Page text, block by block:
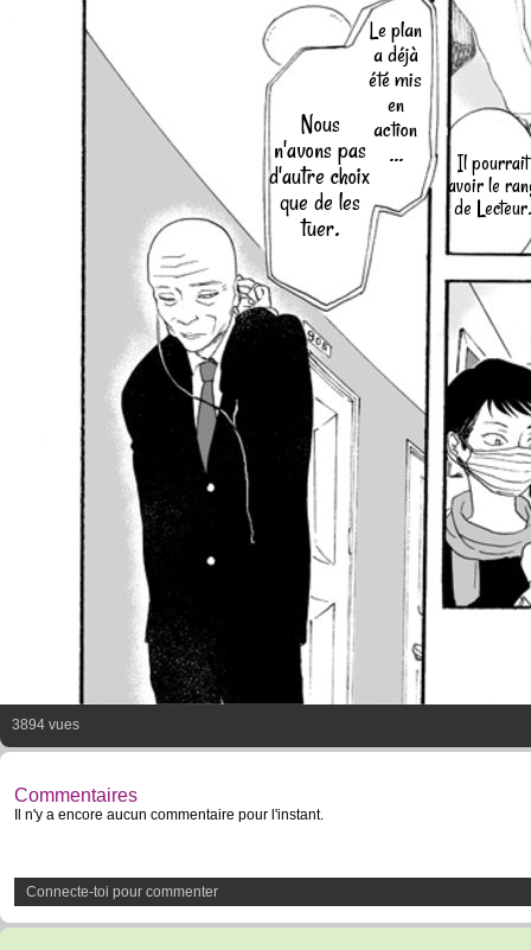
Il pourrait
avoir le
de Lecteur.
Nous
n'avons pas
d'autre choix
que de les
tuer.
Le plan
a déjà
été mis
en
action
...
3894 vues
Commentaires
Il n'y a encore aucun commentaire pour l'instant.
Connecte-toi pour commenter